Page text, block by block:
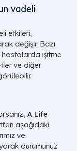
vadeli
etkileri,
değişir. Bazı
hastalarda işitme
ve diğer
A Life
aşağıdaki
ve
durumunuz